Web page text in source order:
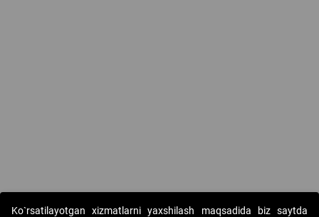
Ko`rsatilayotgan xizmatlarni yaxshilash maqsadida biz saytda